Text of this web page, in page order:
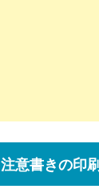
注意書きの印